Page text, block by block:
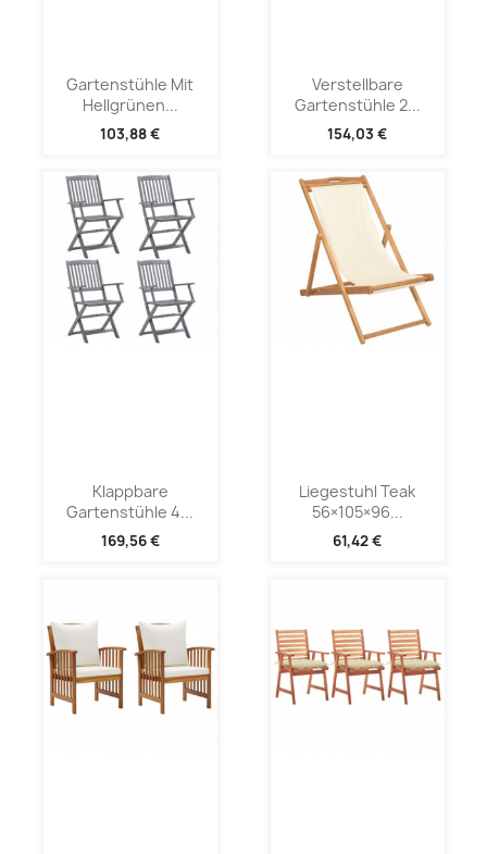
Gartenstühle Mit
Hellgrünen...
103,88 €
Verstellbare
Gartenstühle 2...
154,03 €
Klappbare
Gartenstühle 4...
169,56 €
Liegestuhl Teak
56×105×96...
61,42 €